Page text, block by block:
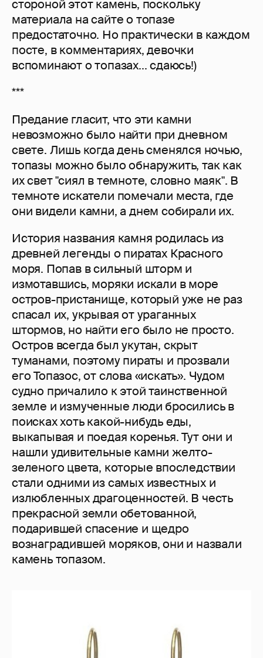
стороной этот камень, поскольку
материала на сайте о топазе
предостаточно. Но практически в каждом
посте, в комментариях, девочки
вспоминают о топазах... сдаюсь!)
***
Предание гласит, что эти камни
невозможно было найти при дневном
свете. Лишь когда день сменялся ночью,
топазы можно было обнаружить, так как
их свет "сиял в темноте, словно маяк". В
темноте искатели помечали места, где
они видели камни, а днем собирали их.
История названия камня родилась из
древней легенды о пиратах Красного
моря. Попав в сильный шторм и
измотавшись, моряки искали в море
остров-пристанище, который уже не раз
спасал их, укрывая от ураганных
штормов, но найти его было не просто.
Остров всегда был укутан, скрыт
туманами, поэтому пираты и прозвали
его Топазос, от слова «искать». Чудом
судно причалило к этой таинственной
земле и измученные люди бросились в
поисках хоть какой-нибудь еды,
выкапывая и поедая коренья. Тут они и
нашли удивительные камни желто-
зеленого цвета, которые впоследствии
стали одними из самых известных и
излюбленных драгоценностей. В честь
прекрасной земли обетованной,
подарившей спасение и щедро
вознаградившей моряков, они и назвали
камень топазом.